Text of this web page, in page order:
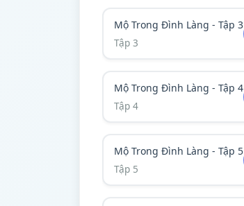
Mộ Trong Đình Làng - Tập 3
Tập 3
Mộ Trong Đình Làng - Tập 4
Tập 4
Mộ Trong Đình Làng - Tập 5
Tập 5